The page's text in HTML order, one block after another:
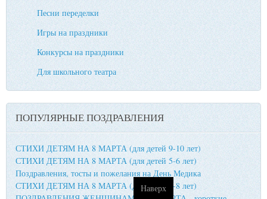
Песни переделки
Игры на праздники
Конкурсы на праздники
Для школьного театра
ПОПУЛЯРНЫЕ ПОЗДРАВЛЕНИЯ
СТИХИ ДЕТЯМ НА 8 МАРТА (для детей 9-10 лет)
СТИХИ ДЕТЯМ НА 8 МАРТА (для детей 5-6 лет)
Поздравления, тосты и пожелания на День Медика
СТИХИ ДЕТЯМ НА 8 МАРТА (для детей 7-8 лет)
Наверх